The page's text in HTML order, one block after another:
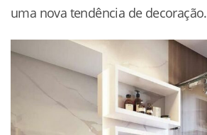
uma nova tendência de decoração.